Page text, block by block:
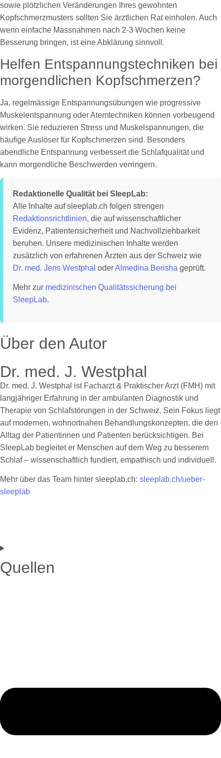
sowie plötzlichen Veränderungen Ihres gewohnten
Kopfschmerzmusters sollten Sie ärztlichen Rat einholen. Auch
wenn einfache Massnahmen nach 2-3 Wochen keine
Besserung bringen, ist eine Abklärung sinnvoll.
Helfen Entspannungstechniken bei
morgendlichen Kopfschmerzen?
Ja, regelmässige Entspannungsübungen wie progressive
Muskelentspannung oder Atemtechniken können vorbeugend
wirken. Sie reduzieren Stress und Muskelspan­nungen, die
häufige Auslöser für Kopfschmerzen sind. Besonders
abendliche Entspannung verbessert die Schlafqualität und
kann morgendliche Beschwerden verringern.
Redaktionelle Qualität bei SleepLab:
Alle Inhalte auf sleeplab.ch folgen strengen
Redaktionsrichtlinien, die auf wissenschaftlicher
Evidenz, Patientensicherheit und Nachvollziehbarkeit
beruhen. Unsere medizinischen Inhalte werden
zusätzlich von erfahrenen Ärzten aus der Schweiz wie
Dr. med. Jens Westphal oderAlmedina Berisha geprüft.
Mehr zur medizinischen Qualitätssicherung bei
SleepLab.
Über den Autor
Dr. med. J. Westphal
Dr. med. J. Westphal ist Facharzt & Praktischer Arzt (FMH) mit
langjähriger Erfahrung in der ambulanten Diagnostik und
Therapie von Schlafstörungen in der Schweiz. Sein Fokus liegt
auf modernen, wohnortnahen Behandlungskonzepten, die den
Alltag der Patientinnen und Patienten berücksichtigen. Bei
SleepLab begleitet er Menschen auf dem Weg zu besserem
Schlaf – wissenschaftlich fundiert, empathisch und individuell.
Mehr über das Team hinter sleeplab.ch: sleeplab.ch/ueber-
sleeplab
Quellen